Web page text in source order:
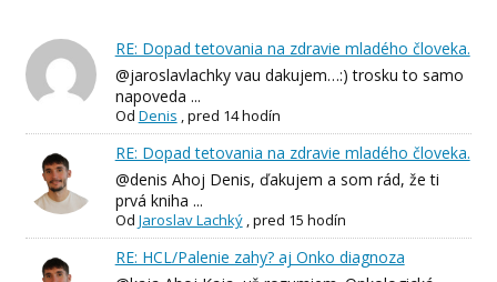
RE: Dopad tetovania na zdravie mladého človeka.
@jaroslavlachky vau dakujem…:) trosku to samo
napoveda ...
Od Denis ,pred 14 hodín
RE: Dopad tetovania na zdravie mladého človeka.
@denis Ahoj Denis, ďakujem a som rád, že ti
prvá kniha ...
Od Jaroslav Lachký,pred 15 hodín
RE: HCL/Palenie zahy? aj Onko diagnoza